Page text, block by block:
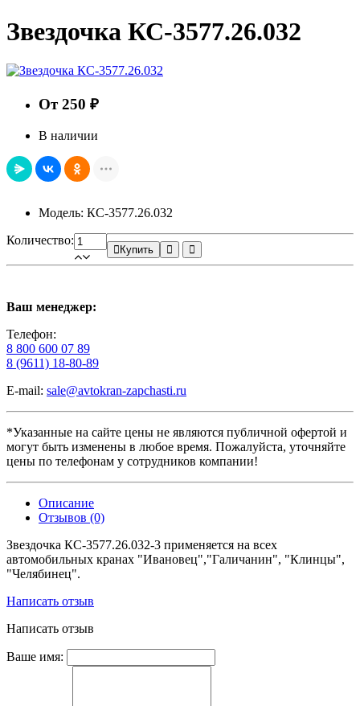
Звездочка КС-3577.26.032
От 250 ₽
В наличии
Модель: КС-3577.26.032
Количество:
Купить
Ваш менеджер:
Телефон:
8 800 600 07 89
8 (9611) 18-80-89
E-mail: sale@avtokran-zapchasti.ru
*Указанные на сайте цены не являются публичной офертой и
могут быть изменены в любое время. Пожалуйста, уточняйте
цены по телефонам у сотрудников компании!
Описание
Отзывов (0)
Звездочка КС-3577.26.032-3 применяется на всех
автомобильных кранах "Ивановец","Галичанин", "Клинцы",
"Челябинец".
Написать отзыв
Написать отзыв
Ваше имя: